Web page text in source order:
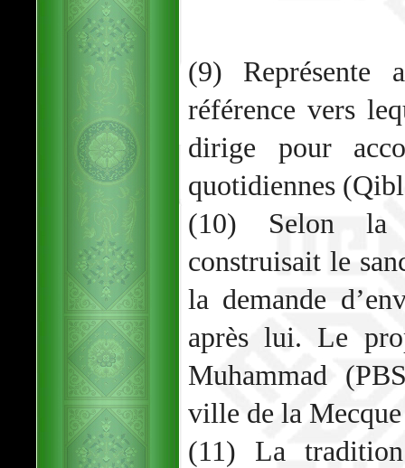
(9) Représente
référence vers
dirige pour
quotidiennes
(10) Selon la
construisait le
la demande
après lui. Le
Muhammad
ville de la
(11) La tradition